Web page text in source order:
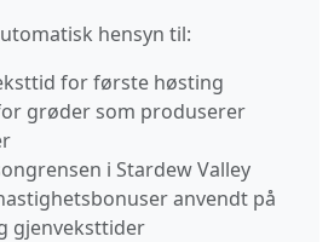
hensyn til:
for første høsting
grøder som produserer
i Stardew Valley
anvendt på
gjenveksttider